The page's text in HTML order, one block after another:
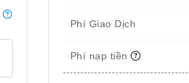
Phí Giao Dịch
Phí nạp tiền